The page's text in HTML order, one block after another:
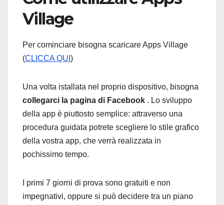
Village
Per cominciare bisogna scaricare Apps Village
(CLICCA QUI )
Una volta istallata nel proprio dispositivo, bisogna
collegarci la pagina di Facebook . Lo sviluppo
della app è piuttosto semplice: attraverso una
procedura guidata potrete scegliere lo stile grafico
della vostra app, che verrà realizzata in
pochissimo tempo.
I primi 7 giorni di prova sono gratuiti e non
impegnativi, oppure si può decidere tra un piano